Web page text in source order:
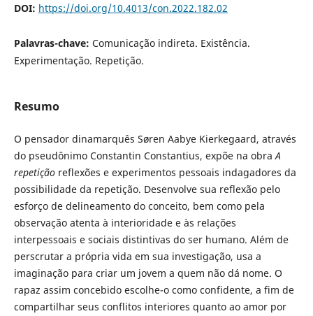
DOI: https://doi.org/10.4013/con.2022.182.02
Palavras-chave: Comunicação indireta. Existência.
Experimentação. Repetição.
Resumo
O pensador dinamarquês Søren Aabye Kierkegaard, através
do pseudônimo Constantin Constantius, expõe na obraA
repetiçãoreflexões e experimentos pessoais indagadores da
possibilidade da repetição. Desenvolve sua reflexão pelo
esforço de delineamento do conceito, bem como pela
observação atenta à interioridade e às relações
interpessoais e sociais distintivas do ser humano. Além de
perscrutar a própria vida em sua investigação, usa a
imaginação para criar um jovem a quem não dá nome. O
rapaz assim concebido escolhe-o como confidente, a fim de
compartilhar seus conflitos interiores quanto ao amor por